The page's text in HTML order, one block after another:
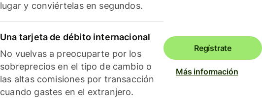
lugar y conviértelas en segundos.
Una tarjeta de débito internacional
No vuelvas a preocuparte por los
sobreprecios en el tipo de cambio o
las altas comisiones por transacción
cuando gastes en el extranjero.
Regístrate
Más información